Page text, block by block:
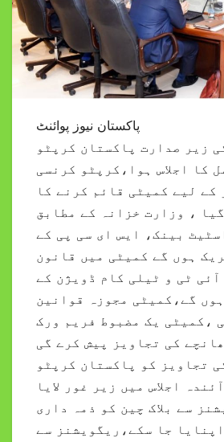
پاکستان نیوز پوائنٹ
زیر صدارت پاکستان کرپٹو
کا اجلاس ہوا،کرپٹو کرنسی
کے لیے کمیٹی قائم کرنے کا
، وزارت خزانہ کے مطابق
بینک، ایس ای سی پی کے
ہوں گے کمیٹی میں قانون
آئی ٹی و ٹیلی کام ڈویژن کے
گے،کمیٹی مجوزہ قوانین
،کمیٹی یک مضبوط فریم ورک
کی تجاویز پیش کرے گی
تجاویز کو پاکستان کرپٹو
اجلاس میں زیر غور لایا
سے بلاک چین کو ذمہ داری
جا سکے،ریگویشنز سے